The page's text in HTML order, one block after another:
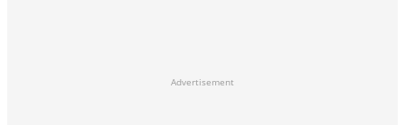
Advertisement